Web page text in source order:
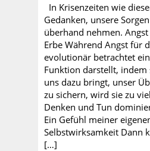
In Krisenzeiten wie
Gedanken, unsere
überhand nehmen.
Erbe Während Angst für
evolutionär betrachtet
Funktion darstellt, indem
uns dazu bringt, unser
zu sichern, wird sie zu
Denken und Tun
Ein Gefühl meiner
Selbstwirksamkeit Dann
[…]